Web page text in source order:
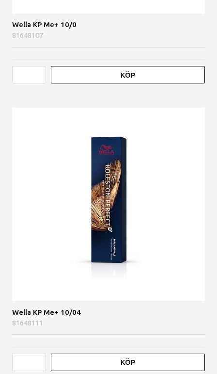
Wella KP Me+ 10/0
81648107
KÖP
Wella KP Me+ 10/04
81648111
KÖP